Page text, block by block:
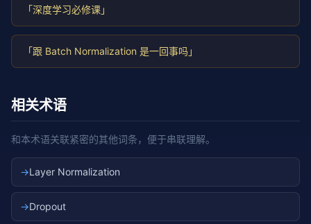
「深度学习必修课」
「跟 Batch Normalization 是一回事吗」
相关术语
和本术语关联紧密的其他词条，便于串联理解。
→Layer Normalization
→Dropout